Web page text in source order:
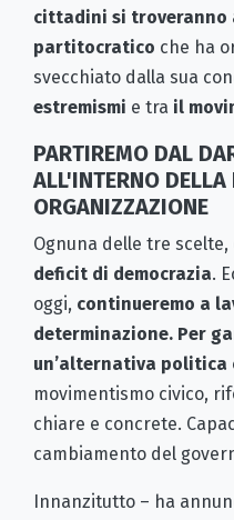
cittadini si troveranno
partitocratico che ha
svecchiato dalla sua
estremismi e tra il
PARTIREMO DAL
ALL'INTERNO DELLA
ORGANIZZAZIONE
Ognuna delle tre
deficit di democrazia.
oggi, continueremo a
determinazione. Per
un’alternativa politica
movimentismo civico,
chiare e concrete.
cambiamento del
Innanzitutto – ha